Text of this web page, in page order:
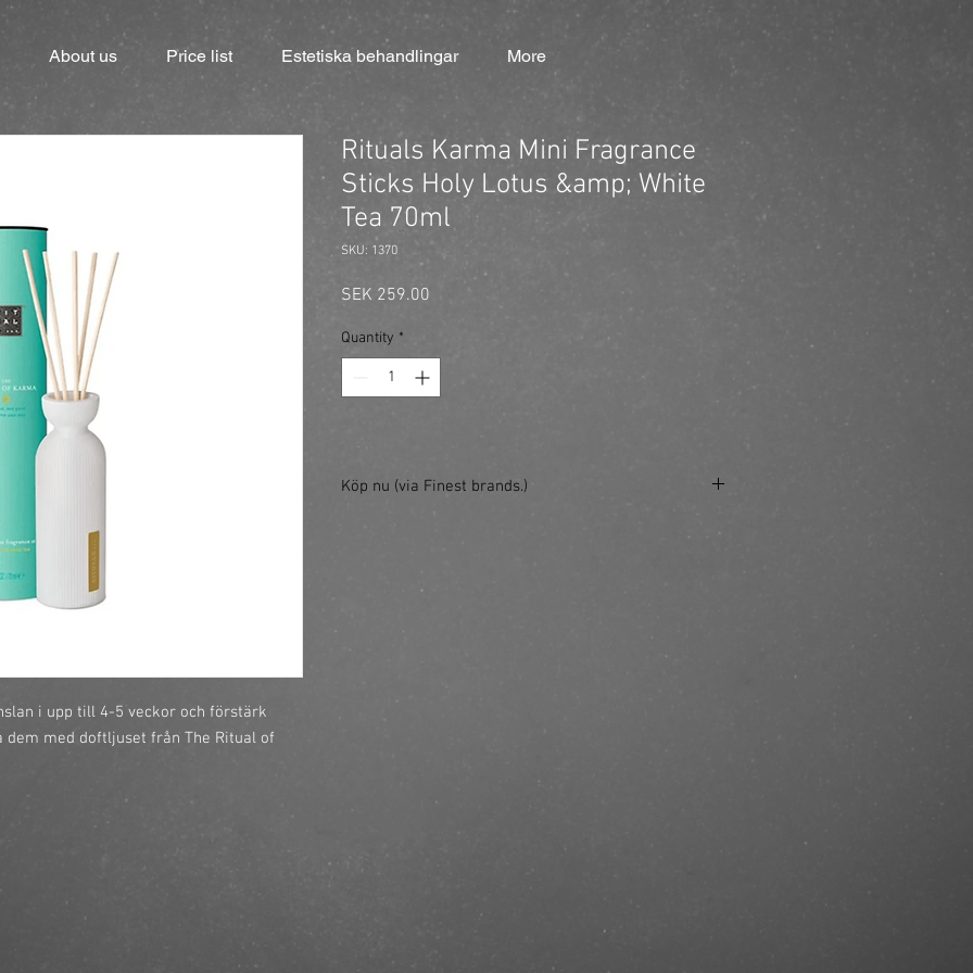
About us Price list Estetiska behandlingar More
i upp till 4-5 veckor och förstärk
med doftljuset från The Ritual of
Rituals Karma Mini Fragrance
Sticks Holy Lotus &amp; White
Tea 70ml
SKU: 1370
SEK 259.00
Quantity *
Köp nu (via Finest brands.)